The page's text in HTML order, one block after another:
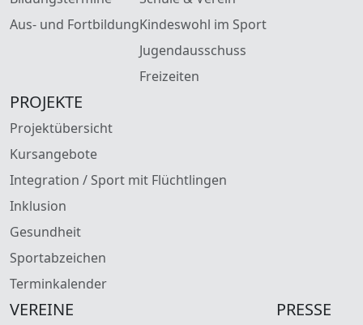
Aus- und FortbildungKindeswohl im Sport
Jugendausschuss
Freizeiten
PROJEKTE
Projektübersicht
Kursangebote
Integration / Sport mit Flüchtlingen
Inklusion
Gesundheit
Sportabzeichen
Terminkalender
VEREINE PRESSE